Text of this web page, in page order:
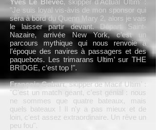
Yves Le Blévec, skipper d'Actual Ultim' :
"Je suis loyal vis-àvis de mon sponsor qui
sera à bord du Quenn Mary 2, alors je vais
le laisser partir devant. Départ Saint-
Nazaire, arrivée New York, c’est un
parcours mythique qui nous renvoie à
l’époque des navires à passagers et des
paquebots. Les trimarans Ultim’ sur THE
BRIDGE, c’est top !".
François Gabart, skipper de Macif Ultim' :
"C'est un match géant, c'est génial : nous
ne sommes que quatre bateaux, mais
quels bateaux ! Il n'y a pas mieux et de
loin, c'est assez extraordinaire. Un rêve un
peu fou".